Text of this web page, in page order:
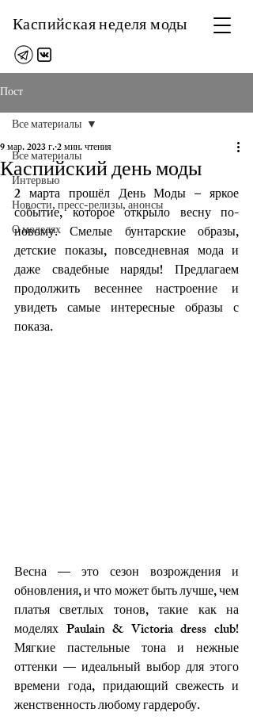
Каспийская неделя моды
Пост
Все материалы
Интервью
Новости, пресс-релизы, анонсы
О моделях
Все материалы
Каспийский день моды
9 мар. 2023 г.2 мин. чтения
2 марта прошёл День Моды – яркое
событие, которое открыло весну по-
новому. Смелые бунтарские образы,
детские показы, повседневная мода и
даже свадебные наряды! Предлагаем
продолжить весеннее настроение и
увидеть самые интересные образы с
показа.
Весна — это сезон возрождения и
обновления, и что может быть лучше, чем
платья светлых тонов, такие как на
моделях Paulain & Victoria dress club!
Мягкие пастельные тона и нежные
оттенки — идеальный выбор для этого
времени года, придающий свежесть и
женственность любому гардеробу.